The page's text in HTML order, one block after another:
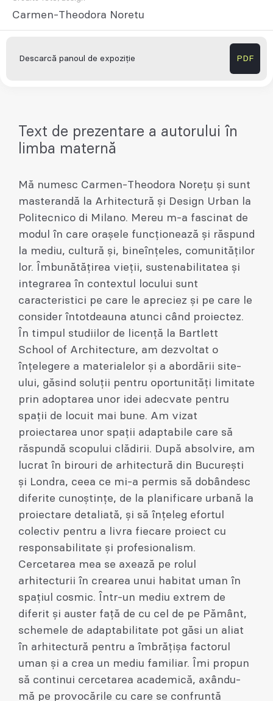
Carmen-Theodora Noretu
Descarcă panoul de expoziție PDF
Text de prezentare a autorului în
limba maternă
Mă numesc Carmen-Theodora Norețu și sunt
masterandă la Arhitectură și Design Urban la
Politecnico di Milano. Mereu m-a fascinat de
modul în care orașele funcționează și răspund
la mediu, cultură și, bineînțeles, comunităților
lor. Îmbunătățirea vieții, sustenabilitatea și
integrarea în contextul locului sunt
caracteristici pe care le apreciez și pe care le
consider întotdeauna atunci când proiectez.
În timpul studiilor de licență la Bartlett
School of Architecture, am dezvoltat o
înțelegere a materialelor și a abordării site-
ului, găsind soluții pentru oportunități limitate
prin adoptarea unor idei adecvate pentru
spații de locuit mai bune. Am vizat
proiectarea unor spații adaptabile care să
răspundă scopului clădirii. După absolvire, am
lucrat în birouri de arhitectură din București
și Londra, ceea ce mi-a permis să dobândesc
diferite cunoștințe, de la planificare urbană la
proiectare detaliată, și să înțeleg efortul
colectiv pentru a livra fiecare proiect cu
responsabilitate și profesionalism.
Cercetarea mea se axează pe rolul
arhitecturii în crearea unui habitat uman în
spațiul cosmic. Într-un mediu extrem de
diferit și auster față de cu cel de pe Pământ,
schemele de adaptabilitate pot găsi un aliat
în arhitectură pentru a îmbrățișa factorul
uman și a crea un mediu familiar. Îmi propun
să continui cercetarea academică, axându-
mă pe provocările cu care se confruntă